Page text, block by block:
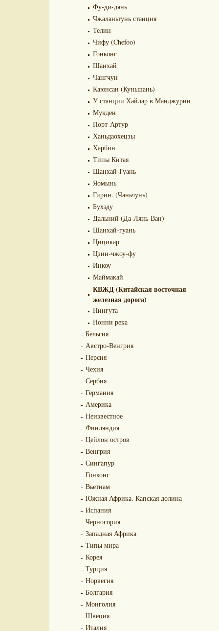
Фу-ди-дянь
Чжаланьтунь станция
Телин
Чифу (Chefoo)
Гонконг
Шанхай
Чангчун
Каюнсан (Куньшань)
У станции Хайлар в Манджурии
Мукден
Порт-Артур
Ханьдаохецзы
Харбин
Типы Китая
Шанхай-Гуань
Яомынь
Гирин. (Чаньчунь)
Бухэду
Дальний (Да-Лянь-Ван)
Шанхай-гуань
Цицикар
Цзин-чжоу-фу
Инкоу
Маймакай
КВЖД (Китайская восточная
железная дорога)
Нингута
Нонни река
Бельгия
Австро-Венгрия
Персия
Чехия
Сербия
Германия
Америка
Неизвестное
Финляндия
Цейлон остров
Венгрия
Сингапур
Гонконг
Вьетнам
Южная Африка. Капская долина
Испания
Черногория
Западная Африка
Типы мира
Корея
Турция
Норвегия
Болгария
Монголия
Швеция
Италия